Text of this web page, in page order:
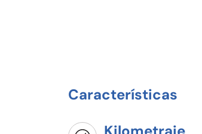
Características